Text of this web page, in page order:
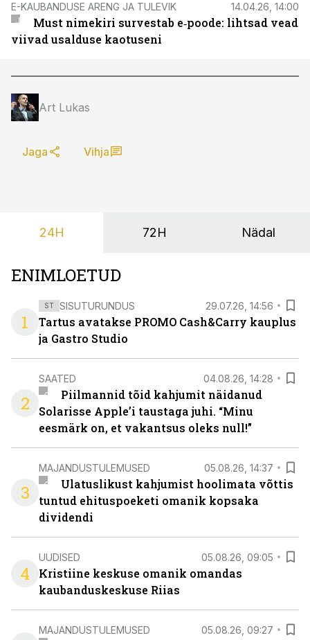
E-KAUBANDUSE ARENG JA TULEVIK 14.04.26, 14:00
Must nimekiri survestab e‑poode: lihtsad vead
viivad usalduse kaotuseni
Art Lukas
Jaga Vihja
24H 72H Nädal
ENIMLOETUD
1
ST SISUTURUNDUS 29.07.26, 14:56
Tartus avatakse PROMO Cash&Carry kauplus
ja Gastro Studio
2
SAATED 04.08.26, 14:28
Piilmannid tõid kahjumit näidanud
Solarisse Apple’i taustaga juhi. “Minu
eesmärk on, et vakantsus oleks null!”
3
MAJANDUSTULEMUSED 05.08.26, 14:37
Ulatuslikust kahjumist hoolimata võttis
tuntud ehituspoeketi omanik kopsaka
dividendi
4
UUDISED 05.08.26, 09:05
Kristiine keskuse omanik omandas
kaubanduskeskuse Riias
MAJANDUSTULEMUSED 05.08.26, 09:27